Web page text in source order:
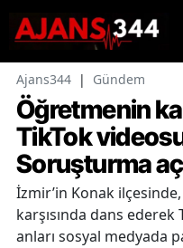
Ajans344 | Gündem
Öğretmenin
TikTok
Soruşturma
İzmir’in Konak
karşısında dans
anları sosyal medyada